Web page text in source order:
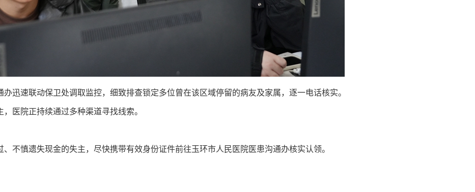
迅速联动保卫处调取监控，细致排查锁定多位曾在该区域停留的病友及家属，逐一电话核实。
医院正持续通过多种渠道寻找线索。
不慎遗失现金的失主，尽快携带有效身份证件前往玉环市人民医院医患沟通办核实认领。